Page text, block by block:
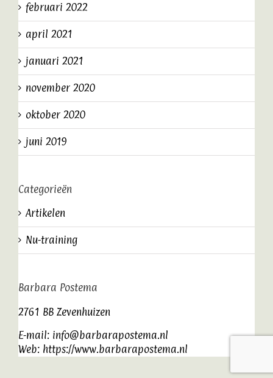
februari 2022
april 2021
januari 2021
november 2020
oktober 2020
juni 2019
Categorieën
Artikelen
Nu-training
Barbara Postema
2761 BB Zevenhuizen
E-mail: info@barbarapostema.nl
Web: https://www.barbarapostema.nl